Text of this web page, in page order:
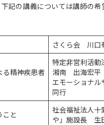
記の講義については講師の希
さくら会 川口
る精神疾患者
特定非営利活動
湘南 出海宏平
エモーショナル
同行
こと
社会福祉法人十
や」施設長 生